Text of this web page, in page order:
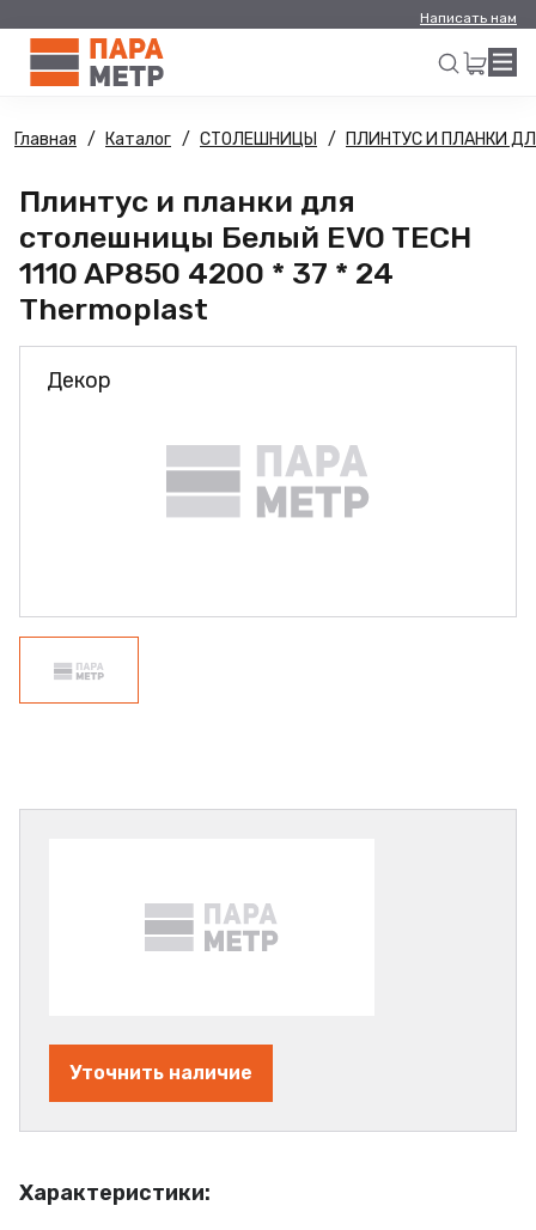
Написать нам
Искать
Главная Каталог СТОЛЕШНИЦЫ ПЛИНТУС И ПЛАНКИ
Плинтус и планки для
столешницы Белый EVO TECH
1110 AP850 4200 * 37 * 24
Thermoplast
Декор
Характеристики:
Уточнить наличие